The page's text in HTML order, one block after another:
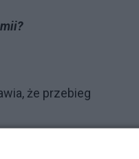
że przebieg
z nami zostanie?